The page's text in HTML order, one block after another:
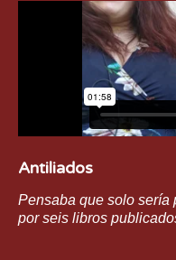
Antiliados
Pensaba que solo sería
por seis libros